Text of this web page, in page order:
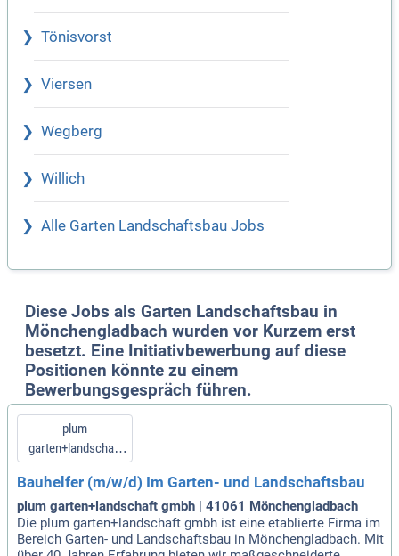
Tönisvorst
Viersen
Wegberg
Willich
Alle Garten Landschaftsbau Jobs
Diese Jobs als Garten Landschaftsbau in
Mönchengladbach wurden vor Kurzem erst
besetzt. Eine Initiativbewerbung auf diese
Positionen könnte zu einem
Bewerbungsgespräch führen.
plum
garten+landschaft
Bauhelfer (m/w/d) Im Garten- und Landschaftsbau
plum garten+landschaft gmbh | 41061 Mönchengladbach
Die plum garten+landschaft gmbh ist eine etablierte Firma im
Bereich Garten- und Landschaftsbau in Mönchengladbach. Mit